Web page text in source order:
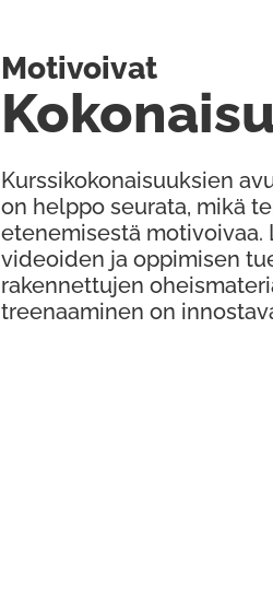
Kurssikokonaisuuksien
on helppo seurata, mikä
etenemisestä motivoivaa.
videoiden ja oppimisen
rakennettujen
treenaaminen on
Motivoivat